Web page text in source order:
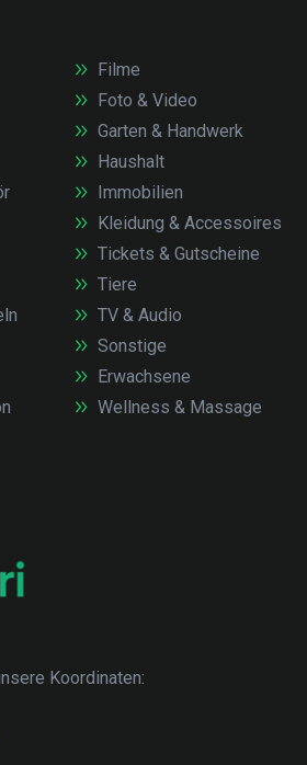
Filme
Foto & Video
Garten & Handwerk
Haushalt
Immobilien
Kleidung & Accessoires
Tickets & Gutscheine
Tiere
TV & Audio
Sonstige
Erwachsene
Wellness & Massage
Koordinaten: